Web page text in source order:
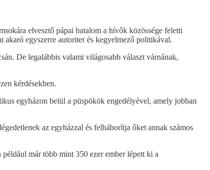
elvesztő pápai hatalom a hívők közössége feletti
akaró egyszerre autoriter és kegyelmező politikával.
De legalábbis valami világosabb választ várnának,
kérdésekben.
egyházon belül a püspökök engedélyével, amely jobban
az egyházzal és felháborítja őket annak számos
már több mint 350 ezer ember lépett ki a